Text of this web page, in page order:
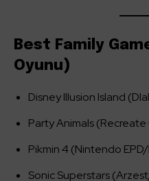
Best Family
Oyunu)
Disney Illusion Island
Party Animals
Pikmin 4 (Nintendo
Sonic Superstars